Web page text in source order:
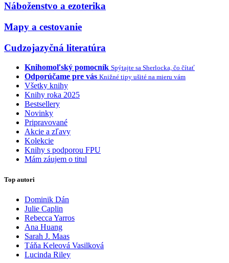
Náboženstvo a ezoterika
Mapy a cestovanie
Cudzojazyčná literatúra
Knihomoľský pomocník Spýtajte sa Sherlocka, čo čítať
Odporúčame pre vás Knižné tipy ušité na mieru vám
Všetky knihy
Knihy roka 2025
Bestsellery
Novinky
Pripravované
Akcie a zľavy
Kolekcie
Knihy s podporou FPU
Mám záujem o titul
Top autori
Dominik Dán
Julie Caplin
Rebecca Yarros
Ana Huang
Sarah J. Maas
Táňa Keleová Vasilková
Lucinda Riley